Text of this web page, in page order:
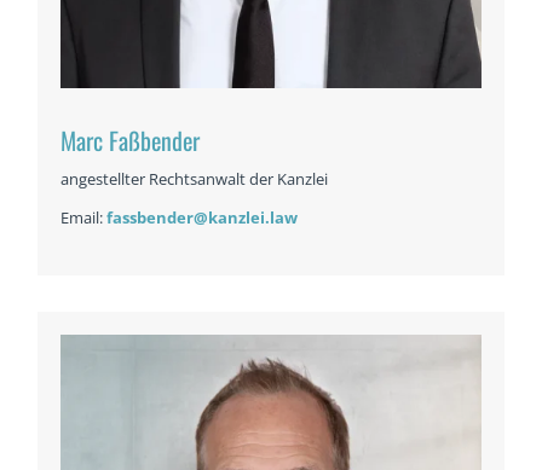
Marc Faßbender
angestellter Rechtsanwalt der Kanzlei
Email:fassbender@kanzlei.law